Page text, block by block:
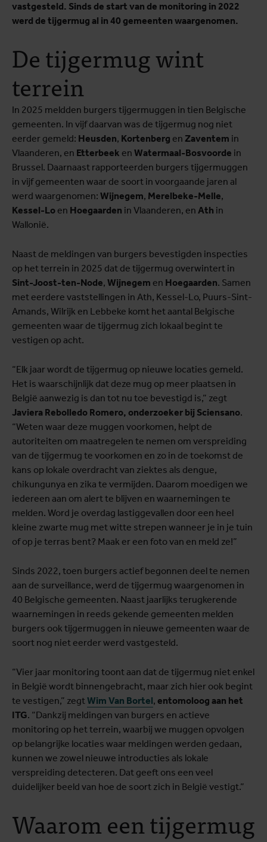
vastgesteld. Sinds de start van de monitoring in 2022
werd de tijgermug al in 40 gemeenten waargenomen.
De tijgermug wint
terrein
In 2025 meldden burgers tijgermuggen in tien Belgische
gemeenten. In vijf daarvan was de tijgermug nog niet
eerder gemeld: Heusden, Kortenberg en Zaventem in
Vlaanderen, en Etterbeek en Watermaal-Bosvoorde in
Brussel. Daarnaast rapporteerden burgers tijgermuggen
in vijf gemeenten waar de soort in voorgaande jaren al
werd waargenomen: Wijnegem, Merelbeke-Melle,
Kessel-Lo en Hoegaarden in Vlaanderen, en Ath in
Wallonië.
Naast de meldingen van burgers bevestigden inspecties
op het terrein in 2025 dat de tijgermug overwintert in
Sint-Joost-ten-Node, Wijnegem en Hoegaarden. Samen
met eerdere vaststellingen in Ath, Kessel-Lo, Puurs-Sint-
Amands, Wilrijk en Lebbeke komt het aantal Belgische
gemeenten waar de tijgermug zich lokaal begint te
vestigen op acht.
“Elk jaar wordt de tijgermug op nieuwe locaties gemeld.
Het is waarschijnlijk dat deze mug op meer plaatsen in
België aanwezig is dan tot nu toe bevestigd is,” zegt
Javiera Rebolledo Romero, onderzoeker bij Sciensano.
“Weten waar deze muggen voorkomen, helpt de
autoriteiten om maatregelen te nemen om verspreiding
van de tijgermug te voorkomen en zo in de toekomst de
kans op lokale overdracht van ziektes als dengue,
chikungunya en zika te vermijden. Daarom moedigen we
iedereen aan om alert te blijven en waarnemingen te
melden. Word je overdag lastiggevallen door een heel
kleine zwarte mug met witte strepen wanneer je in je tuin
of op je terras bent? Maak er een foto van en meld ze!”
Sinds 2022, toen burgers actief begonnen deel te nemen
aan de surveillance, werd de tijgermug waargenomen in
40 Belgische gemeenten. Naast jaarlijks terugkerende
waarnemingen in reeds gekende gemeenten melden
burgers ook tijgermuggen in nieuwe gemeenten waar de
soort nog niet eerder werd vastgesteld.
“Vier jaar monitoring toont aan dat de tijgermug niet enkel
in België wordt binnengebracht, maar zich hier ook begint
te vestigen,” zegtWim Van Bortel, entomoloog aan het
ITG. “Dankzij meldingen van burgers en actieve
monitoring op het terrein, waarbij we muggen opvolgen
op belangrijke locaties waar meldingen werden gedaan,
kunnen we zowel nieuwe introducties als lokale
verspreiding detecteren. Dat geeft ons een veel
duidelijker beeld van hoe de soort zich in België vestigt.”
Waarom een tijgermug